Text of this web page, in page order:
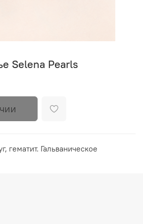
Selena Pearls
гематит. Гальваническое